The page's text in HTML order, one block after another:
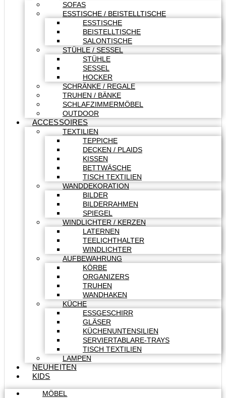
SOFAS
ESSTISCHE / BEISTELLTISCHE
ESSTISCHE
BEISTELLTISCHE
SALONTISCHE
STÜHLE / SESSEL
STÜHLE
SESSEL
HOCKER
SCHRÄNKE / REGALE
TRUHEN / BÄNKE
SCHLAFZIMMERMÖBEL
OUTDOOR
ACCESSOIRES
TEXTILIEN
TEPPICHE
DECKEN / PLAIDS
KISSEN
BETTWÄSCHE
TISCH TEXTILIEN
WANDDEKORATION
BILDER
BILDERRAHMEN
SPIEGEL
WINDLICHTER / KERZEN
LATERNEN
TEELICHTHALTER
WINDLICHTER
AUFBEWAHRUNG
KÖRBE
ORGANIZERS
TRUHEN
WANDHAKEN
KÜCHE
ESSGESCHIRR
GLÄSER
KÜCHENUNTENSILIEN
SERVIERTABLARE-TRAYS
TISCH TEXTILIEN
LAMPEN
NEUHEITEN
KIDS
MÖBEL